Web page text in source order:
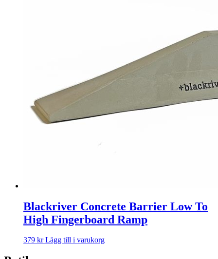
Blackriver Concrete Barrier Low To
High Fingerboard Ramp
379 kr Lägg till i varukorg